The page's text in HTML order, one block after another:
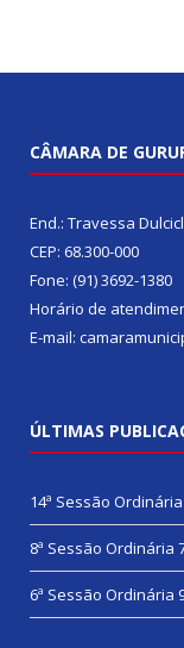
CÂMARA DE
End.: Travessa
CEP: 68.300-000
Fone: (91) 3692-1380
Horário de
E-mail:
ÚLTIMAS
14ª Sessão Ordinária
8ª Sessão Ordinária
6ª Sessão Ordinária